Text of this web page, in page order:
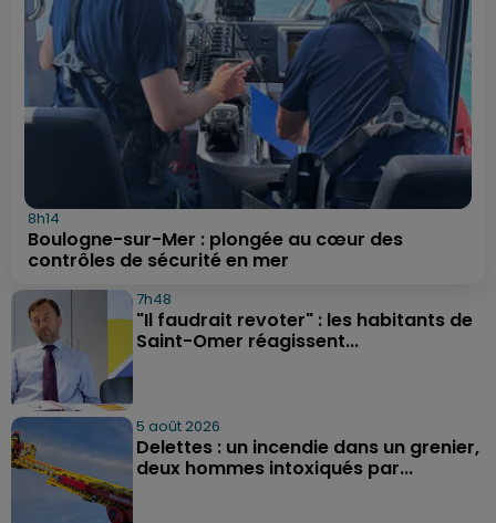
8h14
Boulogne-sur-Mer : plongée au cœur des
contrôles de sécurité en mer
7h48
"Il faudrait revoter" : les habitants de
Saint-Omer réagissent...
5 août 2026
Delettes : un incendie dans un grenier,
deux hommes intoxiqués par...